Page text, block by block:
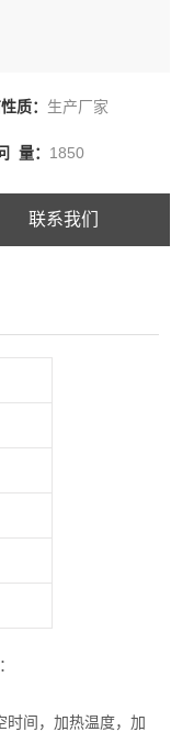
质： 生产厂家
量： 1850
联系我们
间，加热温度，加